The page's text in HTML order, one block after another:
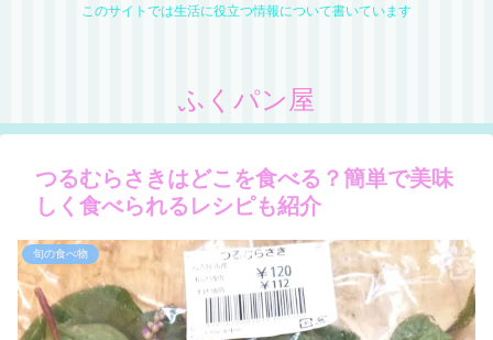
このサイトでは生活に役立つ情報について書いています
ふくパン屋
つるむらさきはどこを食べる？簡単で美味
しく食べられるレシピも紹介
旬の食べ物